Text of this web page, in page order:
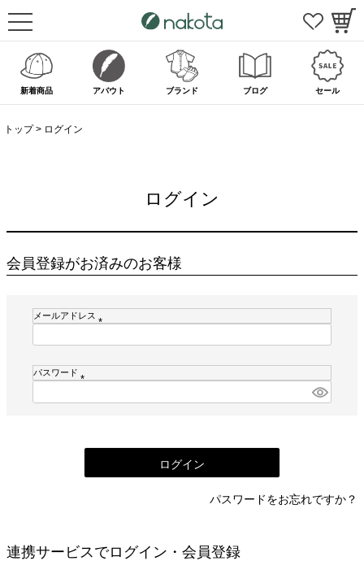
新着商品 アバウト ブランド ブログ セール
トップ ログイン
ログイン
会員登録がお済みのお客様
メールアドレス
須
)
パスワード
ログイン
パスワードをお忘れですか？
連携サービスでログイン・会員登録